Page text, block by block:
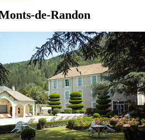
de-Randon